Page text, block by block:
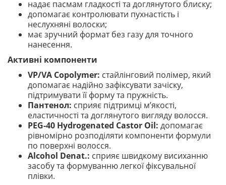
надає пасмам гладкості та доглянутого блиску;
допомагає контролювати пухнастість і
неслухняні волоски;
має зручний формат без газу для точного
нанесення.
Активні компоненти
VP/VA Copolymer: стайлінговий полімер, який
допомагає надійно зафіксувати зачіску,
підтримувати її форму та пружність.
Пантенол: сприяє підтримці м’якості,
еластичності та доглянутого вигляду волосся.
PEG-40 Hydrogenated Castor Oil: допомагає
рівномірно розподіляти компоненти формули
по поверхні волосся.
Alcohol Denat.: сприяє швидкому висиханню
засобу та формуванню легкої фіксувальної
плівки.